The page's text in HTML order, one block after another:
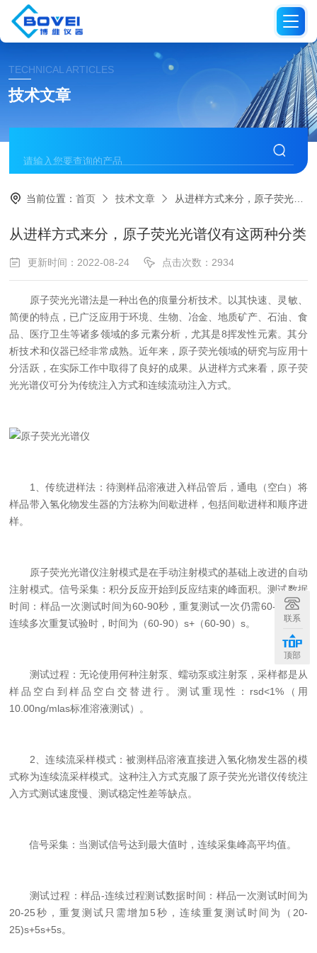
TECHNICAL ARTICLES
技术文章
当前位置：首页 技术文章 从进样方式来分，原子荧光光谱仪有这两种分类
从进样方式来分，原子荧光光谱仪有这两种分类
更新时间：2022-08-24 点击次数：2934
原子荧光光谱法是一种出色的痕量分析技术。以其快速、灵敏、
简便的特点，已广泛应用于环境、生物、冶金、地质矿产、石油、食
品、医疗卫生等诸多领域的多元素分析，尤其是8挥发性元素。其分
析技术和仪器已经非常成熟。近年来，原子荧光领域的研究与应用十
分活跃，在实际工作中取得了良好的成果。从进样方式来看，原子荧
光光谱仪可分为传统注入方式和连续流动注入方式。
1、传统进样法：待测样品溶液进入样品管后，通电（空白）将
样品带入氢化物发生器的方法称为间歇进样，包括间歇进样和顺序进
样。
原子荧光光谱仪注射模式是在手动注射模式的基础上改进的自动
注射模式。信号采集：积分反应开始到反应结束的峰面积。测试数据
时间：样品一次测试时间为60-90秒，重复测试一次仍需60-90秒。
连续多次重复试验时，时间为（60-90）s+（60-90）s。
测试过程：无论使用何种注射泵、蠕动泵或注射泵，采样都是从
样品空白到样品空白交替进行。测试重现性：rsd<1%（用
10.00ng/mlas标准溶液测试）。
2、连续流采样模式：被测样品溶液直接进入氢化物发生器的模
式称为连续流采样模式。这种注入方式克服了原子荧光光谱仪传统注
入方式测试速度慢、测试稳定性差等缺点。
信号采集：当测试信号达到最大值时，连续采集峰高平均值。
测试过程：样品-连续过程测试数据时间：样品一次测试时间为
20-25秒，重复测试只需增加5秒，连续重复测试时间为（20-
25)s+5s+5s。
联系
顶部